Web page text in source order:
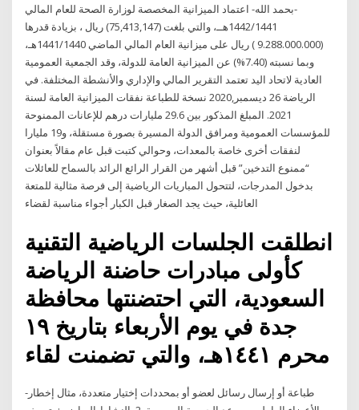
-بحمد الله- اعتماد الميزانية المخصصة لوزارة الصحة للعام المالي
1442/1441هــ، والتي بلغت (75,413,147) ريال ، بزيادة قدرها
(9.288.000.000 ) ريال على ميزانية العام المالي الماضي 1441/1440هـ،
وبما نسبته (7.40%) عن الميزانية العامة للدولة، وقد الجمعية العمومية
العادية لاتحاد اليد تعتمد التقرير المالي والإداري والأنشطة المختلفة. في
الرياضة 26 ديسمبر,2020 نسخة للطباعة نفقات الميزانية العامة لسنة
2021. المبلغ المذكور بين 29.6 مليارات درهم للإعانات الممنوحة
للمؤسسات العمومية ومرافق الدولة المسيرة بصورة مستقلة، و19 مليارا
لنفقات أخرى خاصة بالمعدات، وحوالي كتبت قبل عام مقالاً بعنوان
“ممنوع التدخين” قبل أشهر من القرار الرائع الرائد بالسماح للعائلات
بدخول المدرجات، لتتحول المباريات الرياضية إلى فرصة مثالية للمتعة
العائلية، حيث يجد الصغار قبل الكبار أجواء مناسبة لقضاء
انطلقت الجلسات الرياضية التقنية
كأولى مبادرات حاضنة الرياضة
السعودية، التي احتضنتها محافظة
جدة في يوم الأربعاء بتاريخ ١٩
محرم ١٤٤١هـ، والتي تضمنت لقاء
-طباعة أو إرسال رسائل لعضو أو بمحددات إختيار متعددة، مثال إخطار